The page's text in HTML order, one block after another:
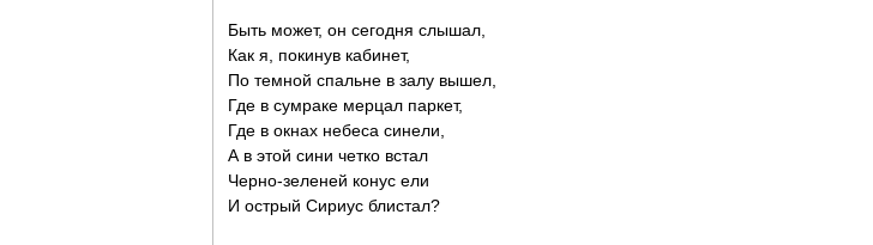
Быть может, он сегодня слышал,
Как я, покинув кабинет,
По темной спальне в залу вышел,
Где в сумраке мерцал паркет,
Где в окнах небеса синели,
А в этой сини четко встал
Черно-зеленей конус ели
И острый Сириус блистал?